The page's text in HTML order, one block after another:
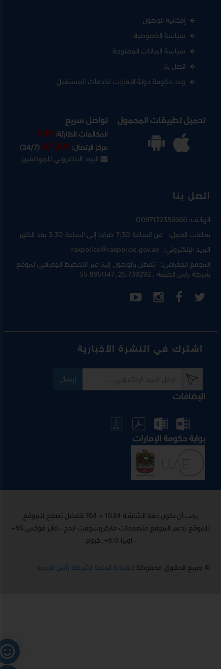
إمكانية الوصول
سياسة الخصوصية
سياسة البيانات المفتوحة
اتصل بنا
وعد حكومة دولة الإمارات لخدمات المستقبل
تحميل تطبيقات المحمول تواصل سريع
المكالمات الطارئة:999
مركز الإتصال:07-901
(24/7)
البريد الإلكتروني للموظفين
اتصل بنا
الهاتف:0097172356666
ساعات العمل: من الساعة 7:30 صباحا إلى الساعة 3:30 بعد الظهر
البريد الإلكتروني:rakpolice@rakpolice.gov.ae
الموقع الجغرافي: تفضل بالوصول إلينا عبرالتخطيط الجغرافي لموقع
شرطة رأس الخيمة, 25.739292, 55.895047
اشترك في النشرة الأخبارية
إرسال
الإضافات
بوابة حكومة الإمارات
يجب أن تكون دقة الشاشة 1024 × 764 لأفضل تصفح للموقع
للموقع يدعم الموقع متصفحات مايكروسوفت ايدج ، فاير فوكس 65+
، اوبرا 6.0+, كروم
© جميع الحقوق محفوظةللقيادة العامة لشرطة رأس الخيمة